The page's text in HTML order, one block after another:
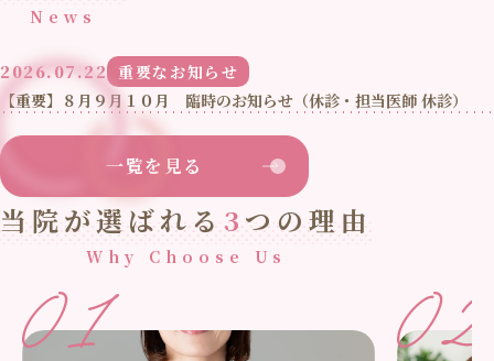
News
2026.07.22 重要なお知らせ
【重要】８月９月１０月 臨時のお知らせ（休診・担当医師 休診）
一覧を見る
当院が選ばれる3 つの理由
Why Choose Us